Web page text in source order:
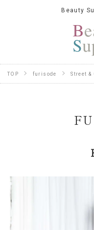
Beauty
TOP furisode Street &